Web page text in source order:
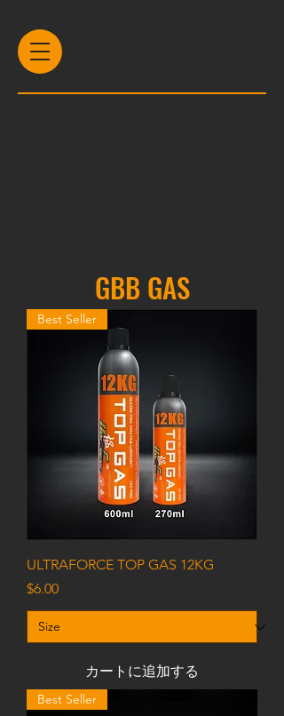
Best Seller
ULTRAFORCE TOP GAS 12KG
価格
$6.00
カートに追加する
Best Seller
GBB GAS